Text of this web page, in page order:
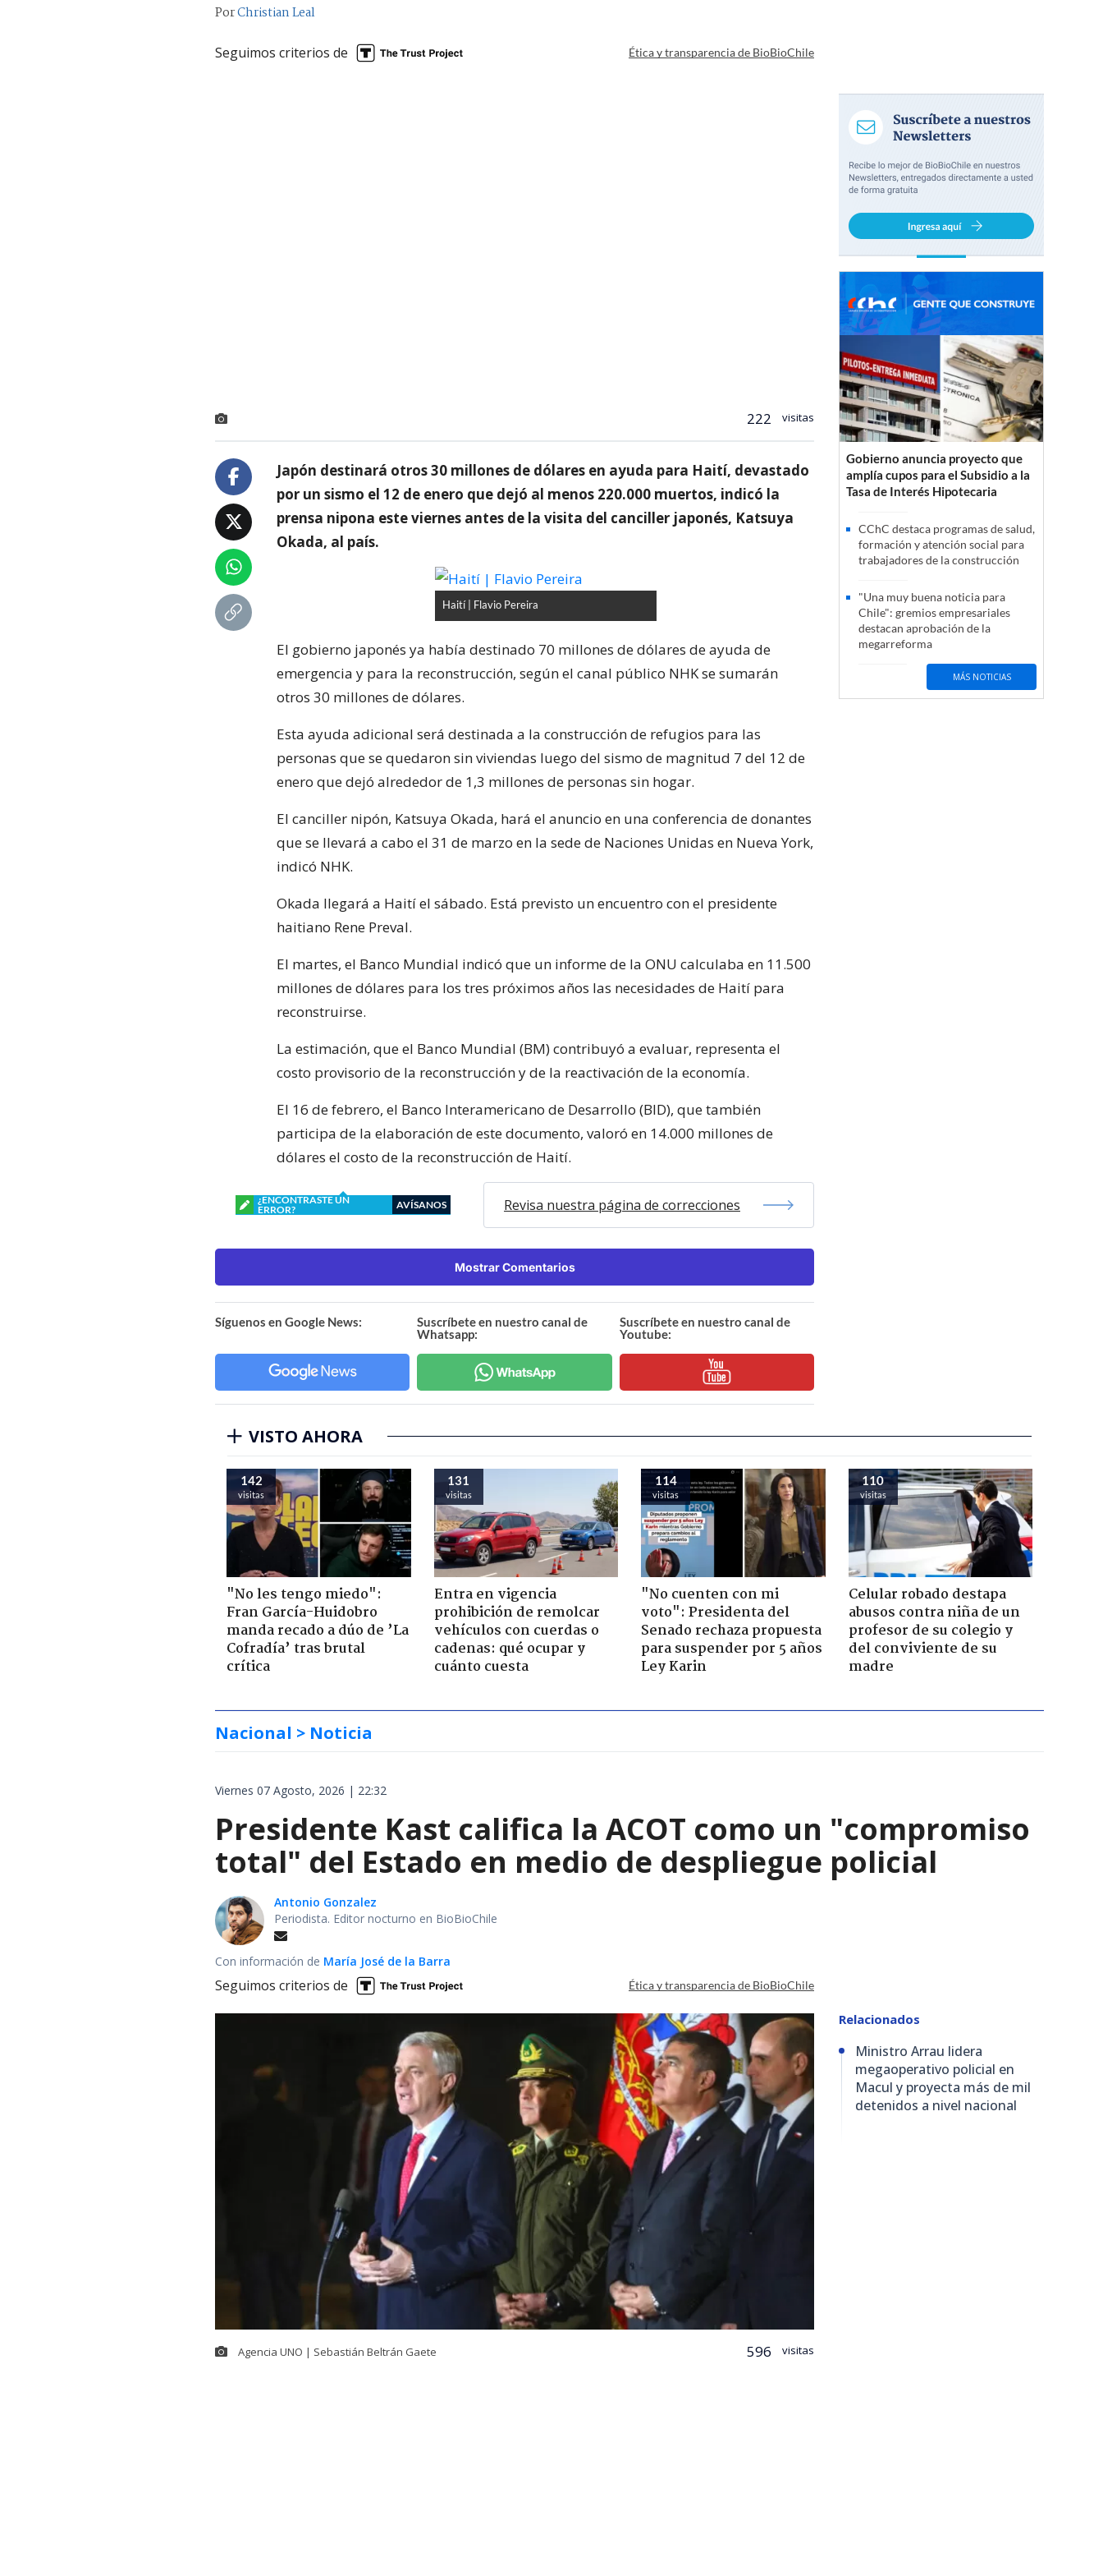
PorChristian Leal
Seguimos criterios de Ética y transparencia de BioBioChile
222 visitas
Japón destinará otros 30 millones de dólares en ayuda para Haití, devastado
por un sismo el 12 de enero que dejó al menos 220.000 muertos, indicó la
prensa nipona este viernes antes de la visita del canciller japonés, Katsuya
Okada, al país.
Haití | Flavio Pereira
El gobierno japonés ya había destinado 70 millones de dólares de ayuda de
emergencia y para la reconstrucción, según el canal público NHK se sumarán
otros 30 millones de dólares.
Esta ayuda adicional será destinada a la construcción de refugios para las
personas que se quedaron sin viviendas luego del sismo de magnitud 7 del 12 de
enero que dejó alrededor de 1,3 millones de personas sin hogar.
El canciller nipón, Katsuya Okada, hará el anuncio en una conferencia de donantes
que se llevará a cabo el 31 de marzo en la sede de Naciones Unidas en Nueva York,
indicó NHK.
Okada llegará a Haití el sábado. Está previsto un encuentro con el presidente
haitiano Rene Preval.
El martes, el Banco Mundial indicó que un informe de la ONU calculaba en 11.500
millones de dólares para los tres próximos años las necesidades de Haití para
reconstruirse.
La estimación, que el Banco Mundial (BM) contribuyó a evaluar, representa el
costo provisorio de la reconstrucción y de la reactivación de la economía.
El 16 de febrero, el Banco Interamericano de Desarrollo (BID), que también
participa de la elaboración de este documento, valoró en 14.000 millones de
dólares el costo de la reconstrucción de Haití.
¿ENCONTRASTE UN
ERROR?
AVÍSANOS Revisa nuestra página de correcciones
Mostrar Comentarios
Síguenos en Google News:
Suscríbete en nuestro canal de
Whatsapp:
Suscríbete en nuestro canal de
Youtube:
Gobierno anuncia proyecto que
amplía cupos para el Subsidio a la
Tasa de Interés Hipotecaria
CChC destaca programas de salud,
formación y atención social para
trabajadores de la construcción
"Una muy buena noticia para
Chile": gremios empresariales
destacan aprobación de la
megarreforma
MÁS NOTICIAS
VISTO AHORA
142
visitas
"No les tengo miedo":
Fran García-Huidobro
manda recado a dúo de ’La
Cofradía’ tras brutal
crítica
131
visitas
Entra en vigencia
prohibición de remolcar
vehículos con cuerdas o
cadenas: qué ocupar y
cuánto cuesta
114
visitas
"No cuenten con mi
voto": Presidenta del
Senado rechaza propuesta
para suspender por 5 años
Ley Karin
110
visitas
Celular robado destapa
abusos contra niña de un
profesor de su colegio y
del conviviente de su
madre
Nacional > Noticia
Viernes 07 Agosto, 2026 | 22:32
Presidente Kast califica la ACOT como un "compromiso
total" del Estado en medio de despliegue policial
Antonio Gonzalez
Periodista. Editor nocturno en BioBioChile
Con información de María José de la Barra
Seguimos criterios de Ética y transparencia de BioBioChile
Agencia UNO | Sebastián Beltrán Gaete 596 visitas
Relacionados
Ministro Arrau lidera
megaoperativo policial en
Macul y proyecta más de mil
detenidos a nivel nacional